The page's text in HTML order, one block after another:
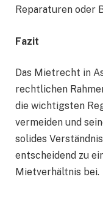
Reparaturen oder
Fazit
Das Mietrecht in
rechtlichen
die wichtigsten
vermeiden und
solides
entscheidend zu
Mietverhältnis bei.